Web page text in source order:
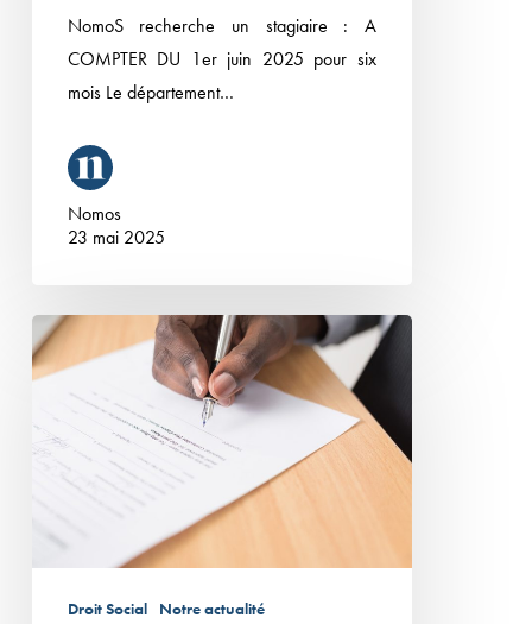
NomoS recherche un stagiaire : A
COMPTER DU 1er juin 2025 pour six
mois Le département…
Nomos
23 mai 2025
Nomos
recrute
collaborateur(rice) junior en
à
Droit Social Notre actualité